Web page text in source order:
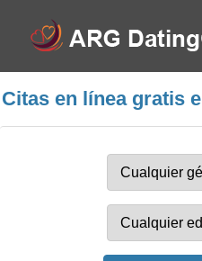
Citas en línea gratis